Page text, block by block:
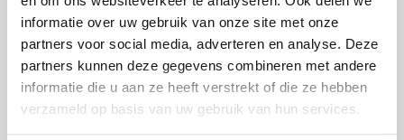
informatie over uw gebruik van onze site met onze
partners voor social media, adverteren en analyse. Deze
partners kunnen deze gegevens combineren met andere
informatie die u aan ze heeft verstrekt of die ze hebben
verzameld op basis van uw gebruik van hun services.
zien dat kleine, goed doordachte initiatieven een grote
impact kunnen hebben. Voor de uitvoering van de pilot
bij 50 huishoudens vraag ik CityLab010-ondersteuning
voor communicatie, materialen en het faciliteren van
visuele krijtvakken op de stoep. Zo kan het project